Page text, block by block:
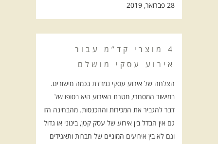
28 פברואר, 2019
4 מוצרי קד”מ עבור
אירוע עסקי מושלם
הצלחה של אירוע עסקי נמדדת בכמה מישורים.
במישור המסחרי, מטרת האירוע היא בסופו של
דבר להגביר את המכירות וההכנסות. מהבחינה הזו
גם אין הבדל בין אירוע של עסק קטן, בינוני או גדול
וגם לא בין אירועים המוניים של חברות ותאגידים